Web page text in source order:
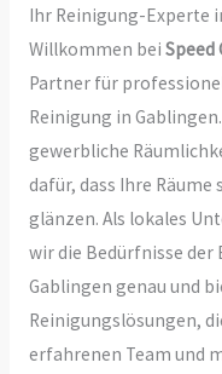
Ihr Reinigung-Experte
Willkommen bei Speed
Partner für
Reinigung in
gewerbliche
dafür, dass Ihre
glänzen. Als lokales
wir die Bedürfnisse der
Gablingen genau und
Reinigungslösungen,
erfahrenen Team und